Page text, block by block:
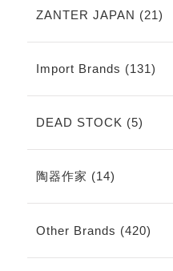
ZANTER JAPAN (21)
Import Brands (131)
DEAD STOCK (5)
陶器作家 (14)
Other Brands (420)